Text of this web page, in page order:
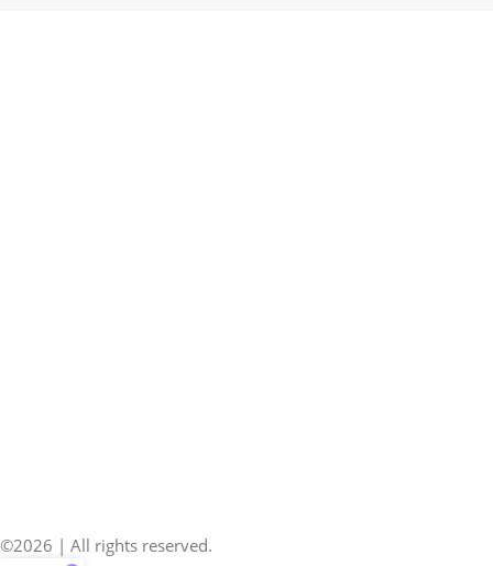
©2026 | All rights reserved.